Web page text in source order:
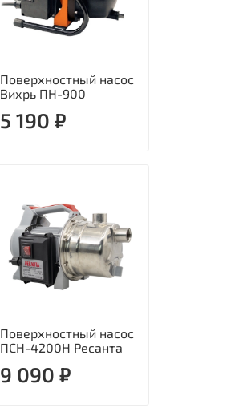
Поверхностный насос
Вихрь ПН-900
5 190 ₽
Поверхностный насос
ПСН-4200Н Ресанта
9 090 ₽